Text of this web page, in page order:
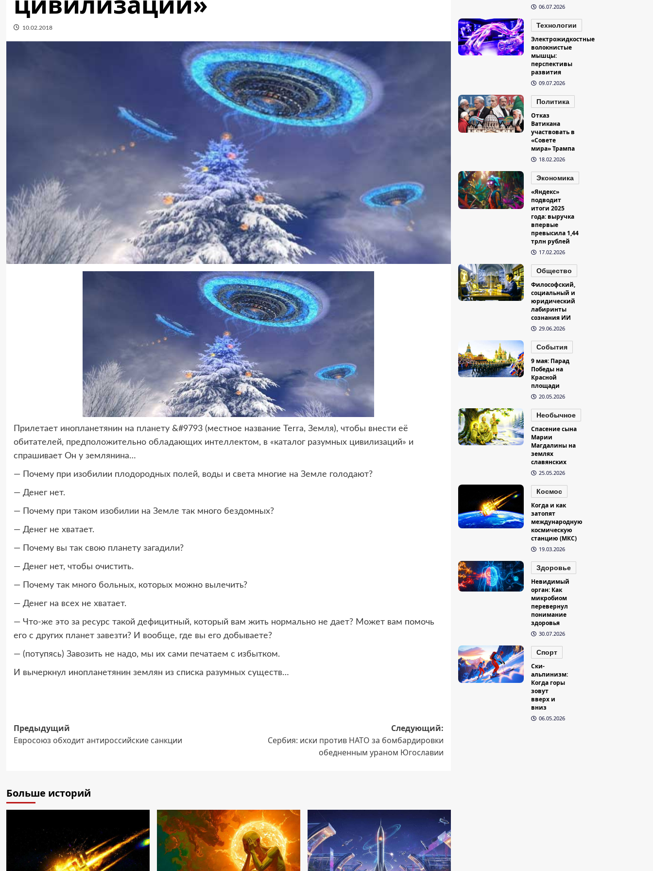
10.02.2018
Прилетает инопланетянин на планету &#9793 (местное название Terra, Земля), чтобы внести её
обитателей, предположительно обладающих интеллектом, в «каталог разумных цивилизаций» и
спрашивает Он у землянина…
— Почему при изобилии плодородных полей, воды и света многие на Земле голодают?
— Денег нет.
— Почему при таком изобилии на Земле так много бездомных?
— Денег не хватает.
— Почему вы так свою планету загадили?
— Денег нет, чтобы очистить.
— Почему так много больных, которых можно вылечить?
— Денег на всех не хватает.
— Что-же это за ресурс такой дефицитный, который вам жить нормально не дает? Может вам помочь
его с других планет завезти? И вообще, где вы его добываете?
— (потупясь) Завозить не надо, мы их сами печатаем с избытком.
И вычеркнул инопланетянин землян из списка разумных существ…
Навигация
записи
Предыдущий
Евросоюз обходит антироссийские санкции
Следующий:
Сербия: иски против НАТО за бомбардировки
обедненным ураном Югославии
Больше историй
06.07.2026
Технологии
Электрожидкостные
волокнистые
мышцы:
перспективы
развития
09.07.2026
Политика
Отказ
Ватикана
участвовать в
«Совете
мира» Трампа
18.02.2026
Экономика
«Яндекс»
подводит
итоги 2025
года: выручка
впервые
превысила 1,44
трлн рублей
17.02.2026
Общество
Философский,
социальный и
юридический
лабиринты
сознания ИИ
29.06.2026
События
9 мая: Парад
Победы на
Красной
площади
20.05.2026
Необычное
Спасение сына
Марии
Магдалины на
землях
славянских
25.05.2026
Космос
Когда и как
затопят
международную
космическую
станцию (МКС)
19.03.2026
Здоровье
Невидимый
орган: Как
микробиом
перевернул
понимание
здоровья
30.07.2026
Спорт
Ски-
альпинизм:
Когда горы
зовут
вверх и
вниз
06.05.2026